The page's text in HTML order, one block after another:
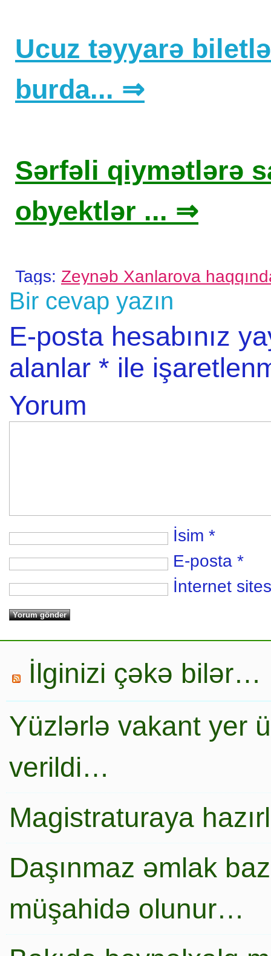
Ucuz təyyarə
burda... ⇒
Sərfəli qiymətlərə
obyektlər ... ⇒
Tags: Zeynəb Xanlarova
Bir cevap yazın
E-posta hesabınız
alanlar * ile
Yorum
İsim *
E-posta *
İnternet
İlginizi çəkə bilər…
Yüzlərlə vakant yer
verildi…
Magistraturaya
Daşınmaz əmlak
müşahidə olunur…